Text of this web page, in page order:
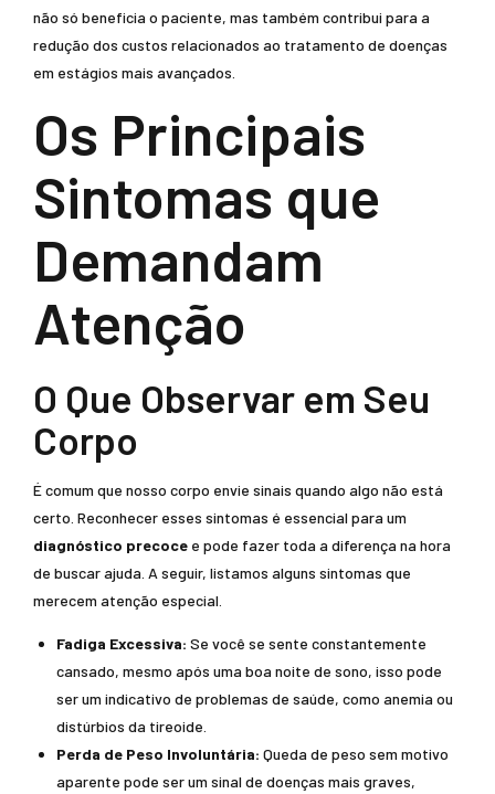
não só beneficia o paciente, mas também contribui para a
redução dos custos relacionados ao tratamento de doenças
em estágios mais avançados.
Os Principais
Sintomas que
Demandam
Atenção
O Que Observar em Seu
Corpo
É comum que nosso corpo envie sinais quando algo não está
certo. Reconhecer esses sintomas é essencial para um
diagnóstico precoce e pode fazer toda a diferença na hora
de buscar ajuda. A seguir, listamos alguns sintomas que
merecem atenção especial.
Fadiga Excessiva: Se você se sente constantemente
cansado, mesmo após uma boa noite de sono, isso pode
ser um indicativo de problemas de saúde, como anemia ou
distúrbios da tireoide.
Perda de Peso Involuntária: Queda de peso sem motivo
aparente pode ser um sinal de doenças mais graves,